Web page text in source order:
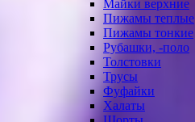
Майки верхние
Пижамы теплые
Пижамы тонкие
Рубашки, -поло
Толстовки
Трусы
Фуфайки
Халаты